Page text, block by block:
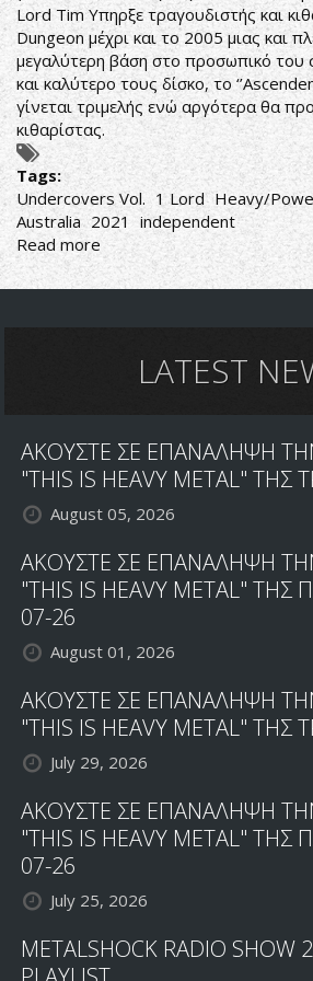
Lord Tim Υπηρξε τραγουδιστής και
Dungeon μέχρι και το 2005 μιας και
μεγαλύτερη βάση στο προσωπικό του
και καλύτερο τους δίσκο, το
γίνεται τριμελής ενώ αργότερα θα
κιθαρίστας.
Tags:
Undercovers Vol. 1 Lord Heavy/
Australia 2021
independent
Read more about
Lord-
Undercovers
LATEST
ΑΚΟΥΣΤΕ ΣΕ ΕΠΑΝΑΛΗΨΗ
"THIS IS HEAVY METAL" ΤΗΣ
August 05, 2026
ΑΚΟΥΣΤΕ ΣΕ ΕΠΑΝΑΛΗΨΗ
"THIS IS HEAVY METAL"
07-26
August 01, 2026
ΑΚΟΥΣΤΕ ΣΕ ΕΠΑΝΑΛΗΨΗ
"THIS IS HEAVY METAL" ΤΗΣ
July 29, 2026
ΑΚΟΥΣΤΕ ΣΕ ΕΠΑΝΑΛΗΨΗ
"THIS IS HEAVY METAL"
07-26
July 25, 2026
METALSHOCK RADIO SHOW